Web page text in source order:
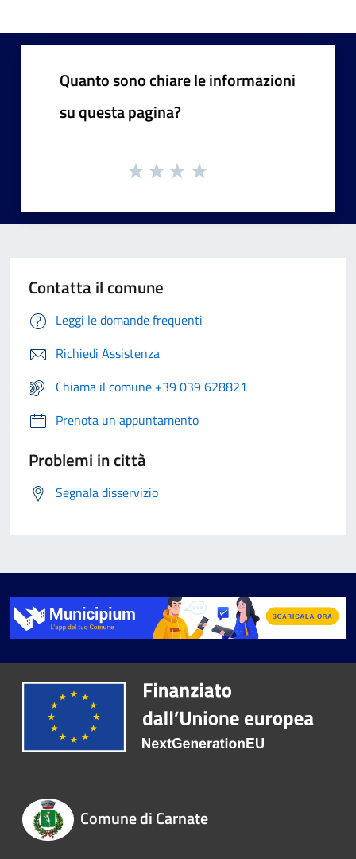
Quanto sono chiare le informazioni
su questa pagina?
Contatta il comune
Leggi le domande frequenti
Richiedi Assistenza
Chiama il comune +39 039 628821
Prenota un appuntamento
Problemi in città
Segnala disservizio
Comune di Carnate